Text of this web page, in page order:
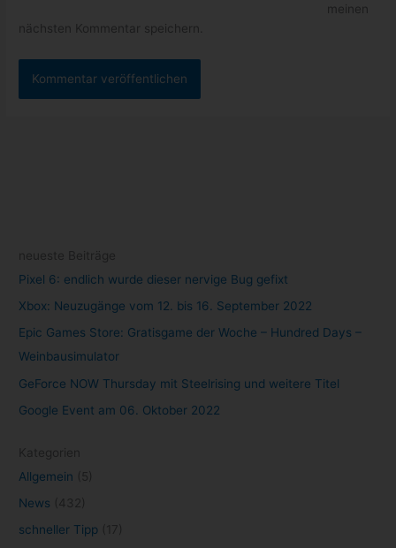
meinen
nächsten Kommentar speichern.
Pixel 6: endlich wurde dieser nervige Bug gefixt
Xbox: Neuzugänge vom 12. bis 16. September 2022
Epic Games Store: Gratisgame der Woche – Hundred Days –
Weinbausimulator
GeForce NOW Thursday mit Steelrising und weitere Titel
Google Event am 06. Oktober 2022
Allgemein
News
schneller Tipp